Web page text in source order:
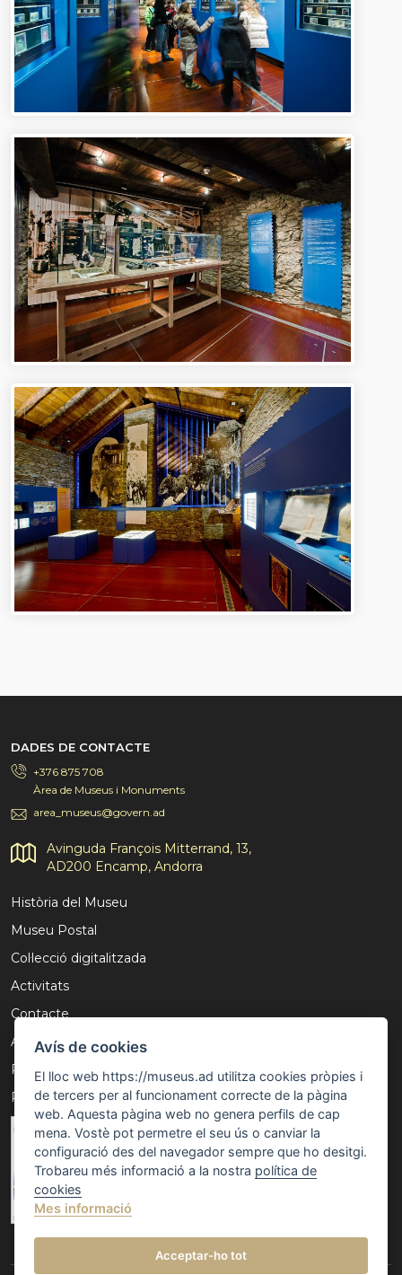
DADES DE CONTACTE
+376 875 708
Àrea de Museus i Monuments
area_museus@govern.ad
Avinguda François Mitterrand, 13,
AD200 Encamp, Andorra
Història del Museu
Museu Postal
Col·lecció digitalitzada
Activitats
Contacte
Avís Legal
Política de privacitat
Política de cookies
Avís de cookies
El lloc web https://museus.ad utilitza cookies pròpies i
de tercers per al funcionament correcte de la pàgina
web. Aquesta pàgina web no genera perfils de cap
mena. Vostè pot permetre el seu ús o canviar la
configuració des del navegador sempre que ho desitgi.
Trobareu més informació a la nostra política de
cookies
Mes informació
Acceptar-ho tot